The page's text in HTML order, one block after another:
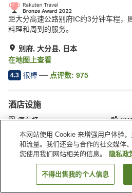
距大分高速公路别府IC约3分钟车程，
料理和周到的服务。
别府, 大分县, 日本
在地图上查看
4.3 很棒 点评数: 975
酒店设施
停车场
游泳池
餐
首页 日本 大分县 别府 别府
搜索客房
本网站使用 Cookie 来增强用户体验
和流量。我们还会与合作的社交媒体
您使用我们网站相关的信息。
隐私政
不得出售我的个人信息